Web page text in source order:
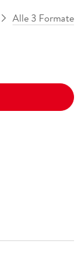
Alle 3 Formate